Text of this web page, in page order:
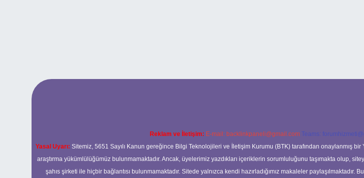
Reklam ve İletişim: E-mail: backlinkpaneli@gmail.com Teams:
Yasal Uyarı: Sitemiz, 5651 Sayılı Kanun gereğince Bilgi Teknolojileri ve İletişim Kurumu (BTK) tarafından onaylanmış
araştırma yükümlülüğümüz bulunmamaktadır. Ancak, üyelerimiz yazdıkları içeriklerin sorumluluğunu taşımakta olup,
şahıs şirketi ile hiçbir bağlantısı bulunmamaktadır. Sitede yalnızca kendi hazırladığımız makaleler